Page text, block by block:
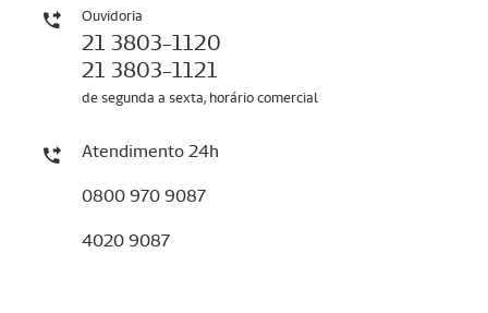
Ouvidoria
21 3803-1120
21 3803-1121
de segunda a sexta, horário comercial
Atendimento 24h
0800 970 9087
4020 9087